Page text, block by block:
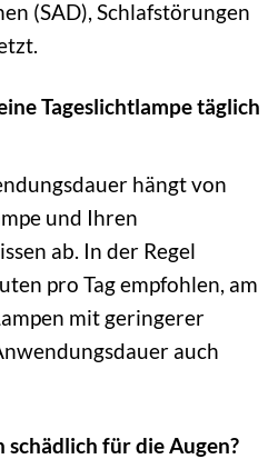
(SAD), Schlafstörungen
Tageslichtlampe täglich
hängt von
und Ihren
ab. In der Regel
pro Tag empfohlen, am
mit geringerer
auch
schädlich für die Augen?